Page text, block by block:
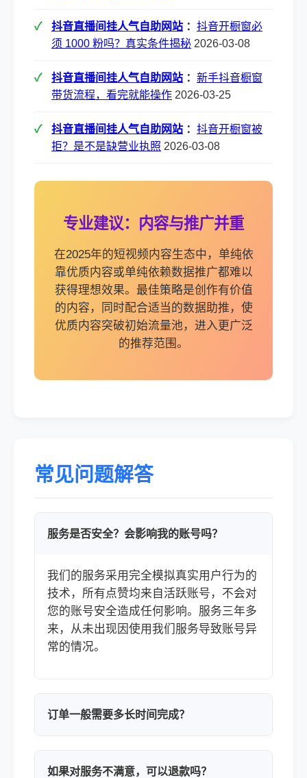
抖音直播间挂人气自助网站 ： 抖音开橱窗必
须 1000 粉吗？真实条件揭秘 2026-03-08
抖音直播间挂人气自助网站 ： 新手抖音橱窗
带货流程，看完就能操作 2026-03-25
抖音直播间挂人气自助网站 ： 抖音开橱窗被
拒？是不是缺营业执照 2026-03-08
专业建议：内容与推广并重
在2025年的短视频内容生态中，单纯依
靠优质内容或单纯依赖数据推广都难以
获得理想效果。最佳策略是创作有价值
的内容，同时配合适当的数据助推，使
优质内容突破初始流量池，进入更广泛
的推荐范围。
常见问题解答
服务是否安全？会影响我的账号吗？
我们的服务采用完全模拟真实用户行为的
技术，所有点赞均来自活跃账号，不会对
您的账号安全造成任何影响。服务三年多
来，从未出现因使用我们服务导致账号异
常的情况。
订单一般需要多长时间完成？
如果对服务不满意，可以退款吗？